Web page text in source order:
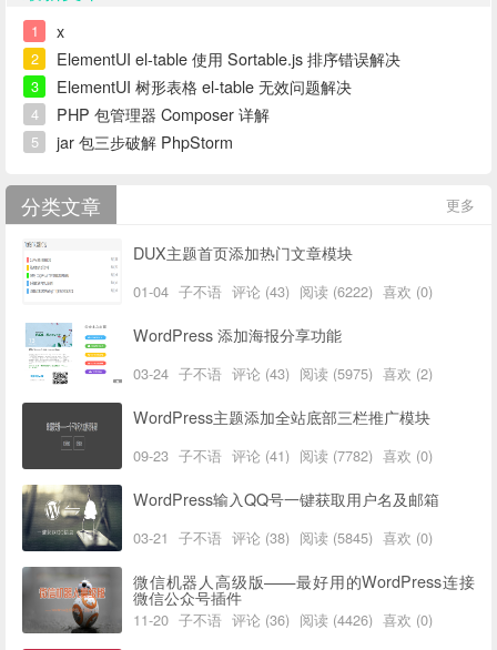
1 x
2 ElementUI el-table 使用 Sortable.js 排序错误解决
3 ElementUI 树形表格 el-table 无效问题解决
4 PHP 包管理器 Composer 详解
5 jar 包三步破解 PhpStorm
更多
分类文章
DUX主题首页添加热门文章模块
01-04 子不语 评论 (43) 阅读 (6222) 喜欢 (0)
WordPress 添加海报分享功能
03-24 子不语 评论 (43) 阅读 (5975) 喜欢 (2)
WordPress主题添加全站底部三栏推广模块
09-23 子不语 评论 (41) 阅读 (7782) 喜欢 (0)
WordPress输入QQ号一键获取用户名及邮箱
03-21 子不语 评论 (38) 阅读 (5845) 喜欢 (0)
微信机器人高级版——最好用的WordPress连接
微信公众号插件
11-20 子不语 评论 (36) 阅读 (4426) 喜欢 (0)